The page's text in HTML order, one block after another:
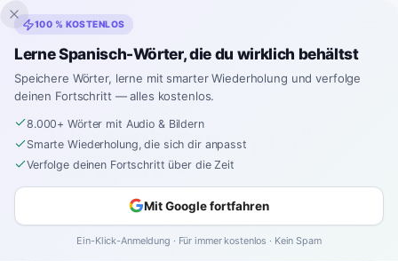
Inklingo
Startseite›Spanisch›German → Spanisch
Wie sagt man "opfer"
auf Spanisch
Das gebräuchlichste spanische Wort für
víctima
100 % KOSTENLOS
Lerne Spanisch-Wörter, die du wirklich behältst
Speichere Wörter, lerne mit smarter Wiederholung und verfolge
deinen Fortschritt — alles kostenlos.
8.000+ Wörter mit Audio & Bildern
Smarte Wiederholung, die sich dir anpasst
Verfolge deinen Fortschritt über die Zeit
Mit Google fortfahren
Ein-Klick-Anmeldung · Für immer kostenlos · Kein Spam